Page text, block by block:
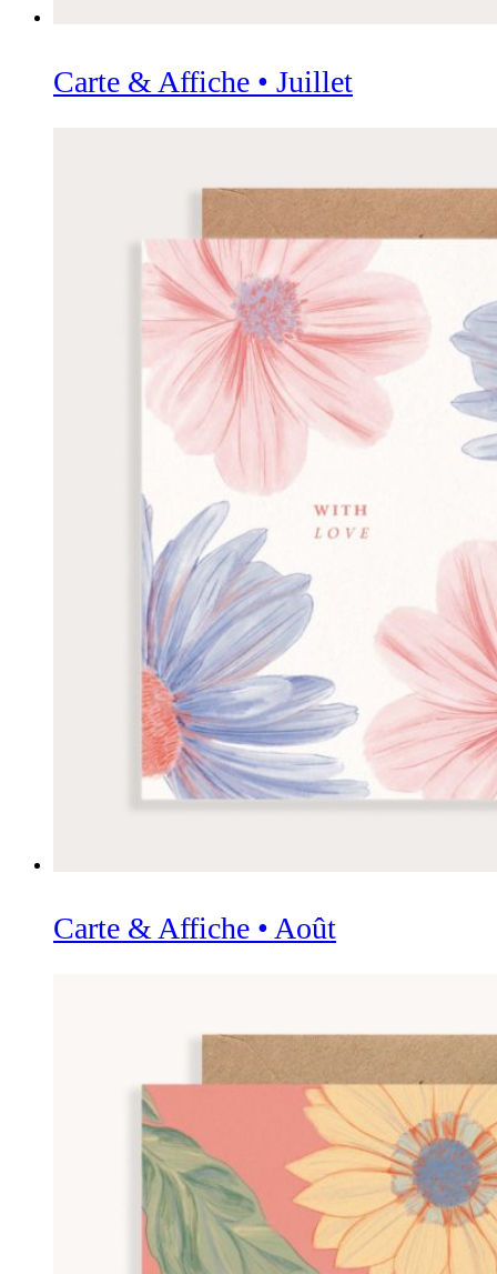
Carte & Affiche • Juillet
Carte & Affiche • Août